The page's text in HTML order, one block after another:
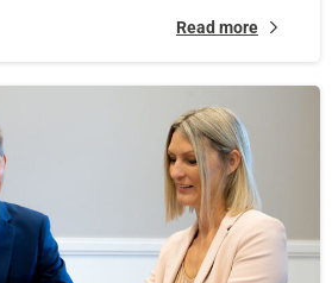
Read more